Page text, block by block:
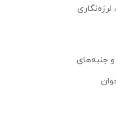
لرزه‌نگاری
جنبه‌های